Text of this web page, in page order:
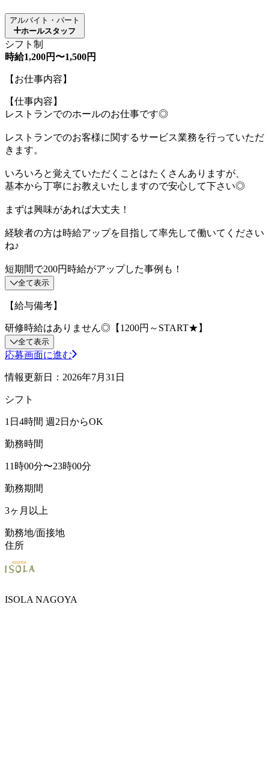
アルバイト・パート
ホールスタッフ
シフト制
時給1,200円〜1,500円
【お仕事内容】
【仕事内容】
レストランでのホールのお仕事です◎
レストランでのお客様に関するサービス業務を行っていただ
きます。
いろいろと覚えていただくことはたくさんありますが、
基本から丁寧にお教えいたしますので安心して下さい◎
まずは興味があれば大丈夫！
経験者の方は時給アップを目指して率先して働いてください
ね♪
短期間で200円時給がアップした事例も！
全て表示
【給与備考】
研修時給はありません◎【1200円～START★】
全て表示
応募画面に進む
情報更新日：2026年7月31日
シフト
1日4時間 週2日からOK
勤務時間
11時00分〜23時00分
勤務期間
3ヶ月以上
勤務地/面接地
住所
ISOLA NAGOYA